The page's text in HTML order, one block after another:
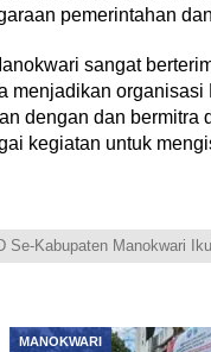
pemerintahan
sangat
menjadikan
dengan dan
kegiatan untuk
Se-Kabupaten Manokwari
MANOKWARI